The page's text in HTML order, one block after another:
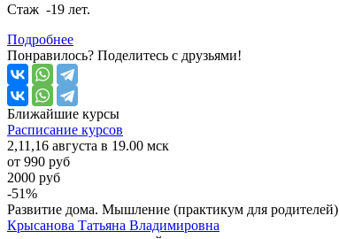
Стаж -19 лет.
Подробнее
Понравилось? Поделитесь с друзьями!
Ближайшие курсы
Расписание курсов
2,11,16 августа в 19.00 мск
от 990 руб
2000 руб
-51%
Развитие дома. Мышление (практикум для родителей)
Крысанова Татьяна Владимировна